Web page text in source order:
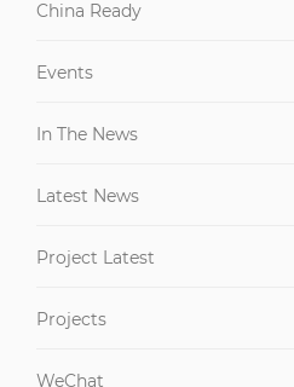
China Ready
Events
In The News
Latest News
Project Latest
Projects
WeChat